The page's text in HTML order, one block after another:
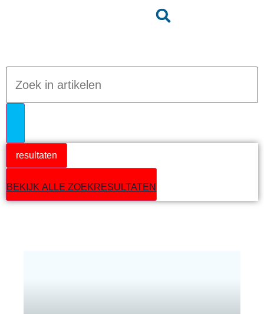
resultaten
BEKIJK ALLE ZOEKRESULTATEN